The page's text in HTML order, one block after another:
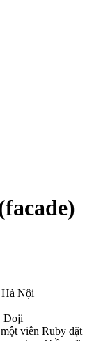
Nội
Doji
viên Ruby đặt